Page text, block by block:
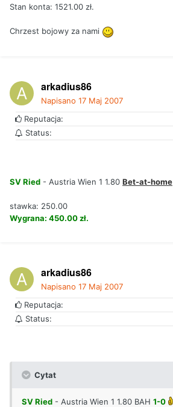
Stan konta: 1521.00 zł.
Chrzest bojowy za nami
arkadius86
Napisano 17 Maj 2007
Reputacja:
Status:
SV Ried - Austria Wien 1 1.80 Bet-at-home
stawka: 250.00
Wygrana: 450.00 zł.
arkadius86
Napisano 17 Maj 2007
Reputacja:
Status:
Cytat
SV Ried - Austria Wien 1 1.80 BAH 1-0